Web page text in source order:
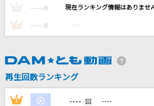
[生音]恋のメガラバ
マキシマム ザ ホルモン
ダーリン
須田景凪
---- 点 ----
3 ---- 点 ----
再生回数ランキング
1 ---- 回 ----